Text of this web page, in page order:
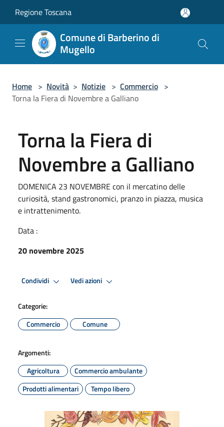
Regione Toscana
Comune di Barberino di
Mugello
Home > Novità > Notizie > Commercio >
Torna la Fiera di Novembre a Galliano
Torna la Fiera di
Novembre a Galliano
DOMENICA 23 NOVEMBRE con il mercatino delle
curiosità, stand gastronomici, pranzo in piazza, musica
e intrattenimento.
Data :
20 novembre 2025
Condividi Vedi azioni
Categorie:
Commercio
Comune
Argomenti:
Agricoltura
Commercio ambulante
Prodotti alimentari
Tempo libero